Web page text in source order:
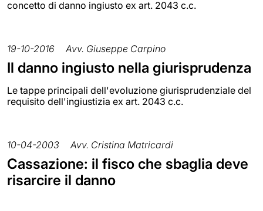
concetto di danno ingiusto ex art. 2043 c.c.
19-10-2016 Avv. Giuseppe Carpino
Il danno ingiusto nella giurisprudenza
Le tappe principali dell'evoluzione giurisprudenziale del
requisito dell'ingiustizia ex art. 2043 c.c.
10-04-2003 Avv. Cristina Matricardi
Cassazione: il fisco che sbaglia deve
risarcire il danno